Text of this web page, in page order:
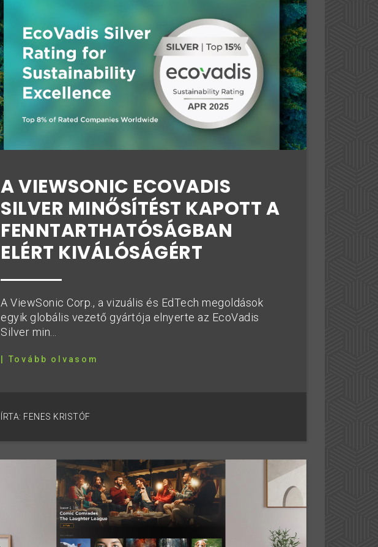
A VIEWSONIC ECOVADIS
SILVER MINŐSÍTÉST KAPOTT A
FENNTARTHATÓSÁGBAN
ELÉRT KIVÁLÓSÁGÉRT
A ViewSonic Corp., a vizuális és EdTech megoldások
egyik globális vezető gyártója elnyerte az EcoVadis
Silver min...
| Tovább olvasom
ÍRTA: FENES KRISTÓF